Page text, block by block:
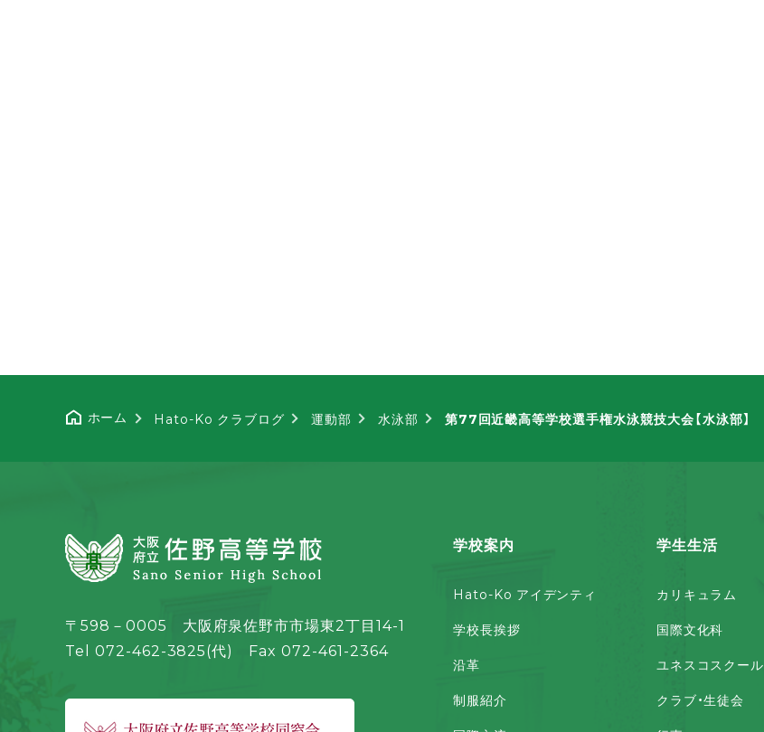
ホーム Hato-Ko クラブログ 運動部 水泳部 第77回近畿高等学校選手権水泳競技大会【水泳部】
学校案内
Hato-Ko アイデンティ
学校長挨拶
沿革
制服紹介
学生生活
カリキュラム
国際文化科
ユネスコスクール
クラブ・生徒会
〒598－0005 大阪府泉佐野市市場東2丁目14-1
Tel 072-462-3825(代) Fax 072-461-2364